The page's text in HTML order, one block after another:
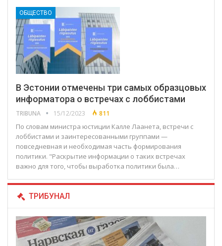
ОБЩЕСТВО
В Эстонии отмечены три самых образцовых
информатора о встречах с лоббистами
TRIBUNA 15/12/2023 811
По словам министра юстиции Калле Лаанета, встречи с
лоббистами и заинтересованными группами —
повседневная и необходимая часть формирования
политики. "Раскрытие информации о таких встречах
важно для того, чтобы выработка политики была…
ТРИБУНАЛ